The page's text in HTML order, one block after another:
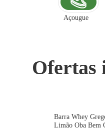
Açougue
Ofertas
Oferta Exclusiva Site
Barra Whey
Limão Oba Bem